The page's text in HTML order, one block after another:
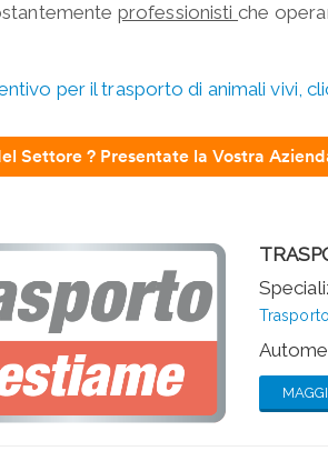
professionistiche
per il trasporto di animali vivi,
Settore ? Presentate la Vostra